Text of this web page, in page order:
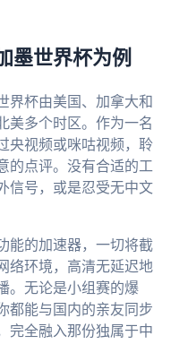
墨世界杯为例
界杯由美国、加拿大和
美多个时区。作为一名
央视频或咪咕视频，聆
的点评。没有合适的工
信号，或是忍受无中文
能的加速器，一切将截
络环境，高清无延迟地
。无论是小组赛的爆
都能与国内的亲友同步
完全融入那份独属于中